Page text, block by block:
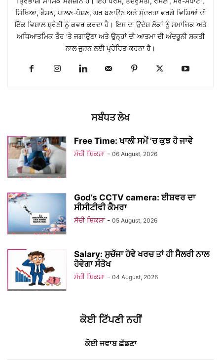
ਸਿੱਖਿਆ, ਫੈਸ਼ਨ, ਪਾਲਣ-ਪੋਸ਼ਣ, ਘਰ ਬਣਾਉਣ ਅਤੇ ਸੁੰਦਰਤਾ ਵਰਗੇ ਵਿਸ਼ਿਆਂ ਦੀ
ਇੱਕ ਵਿਸ਼ਾਲ ਸ਼੍ਰੇਣੀ ਨੂੰ ਕਵਰ ਕਰਦਾ ਹੈ। ਇਸ ਦਾ ਉਦੇਸ਼ ਲੋਕਾਂ ਨੂੰ ਸਮਾਜਿਕ ਅਤੇ
ਅਧਿਆਤਮਿਕ ਤੌਰ 'ਤੇ ਜਗਾਉਣਾ ਅਤੇ ਉਨ੍ਹਾਂ ਦੀ ਆਤਮਾ ਦੀ ਅੰਦਰੂਨੀ ਸ਼ਕਤੀ
ਨਾਲ ਜੁੜਨ ਲਈ ਪ੍ਰੇਰਿਤ ਕਰਨਾ ਹੈ।
ਸਬੰਧਤ ਲੇਖ
Free Time: ਖਾਲੀ ਸਮੇਂ ’ਚ ਕੁਝ ਹੋ ਜਾਵੇ
ਸੱਚੀ ਸ਼ਿਕਸ਼ਾ - 06 August, 2026
God’s CCTV camera: ਈਸ਼ਵਰ ਦਾ
ਸੀਸੀਟੀਵੀ ਕੈਮਰਾ
ਸੱਚੀ ਸ਼ਿਕਸ਼ਾ - 05 August, 2026
Salary: ਸੁਚੱਜਾ ਹੋਵੇ ਖਰਚ ਤਾਂ ਹੀ ਸੈਲਰੀ ਨਾਲ
ਹੋਵੇਗਾ ਸੰਤੋਖ
ਸੱਚੀ ਸ਼ਿਕਸ਼ਾ - 04 August, 2026
ਕੋਈ ਟਿੱਪਣੀ ਨਹੀਂ
ਕੋਈ ਜਵਾਬ ਛੱਡਣਾ